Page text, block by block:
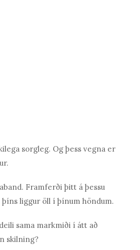
sorgleg. Og þess vegna er
Framferði þitt á þessu
liggur öll í þínum höndum.
sama markmiði í átt að
skilning?